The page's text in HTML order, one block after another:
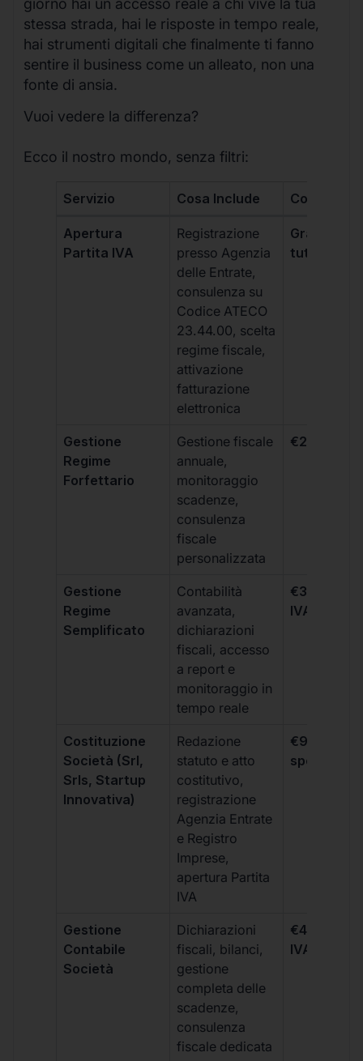
giorno hai un accesso reale a chi vive la tua
stessa strada, hai le risposte in tempo reale,
hai strumenti digitali che finalmente ti fanno
sentire il business come un alleato, non una
fonte di ansia.
Vuoi vedere la differenza?
Ecco il nostro mondo, senza filtri:
Servizio Cosa Include Costo
Apertura
Partita IVA
Registrazione
presso Agenzia
delle Entrate,
consulenza su
Codice ATECO
23.44.00, scelta
regime fiscale,
attivazione
fatturazione
elettronica
Gratis,
tutti i piani
Gestione
Regime
Forfettario
Gestione fiscale
annuale,
monitoraggio
scadenze,
consulenza
fiscale
personalizzata
€264 +
Gestione
Regime
Semplificato
Contabilità
avanzata,
dichiarazioni
fiscali, accesso
a report e
monitoraggio in
tempo reale
€333 +
IVA/
Costituzione
Società (Srl,
Srls, Startup
Innovativa)
Redazione
statuto e atto
costitutivo,
registrazione
Agenzia Entrate
e Registro
Imprese,
apertura Partita
IVA
€99 + IVA
spese
Gestione
Contabile
Società
Dichiarazioni
fiscali, bilanci,
gestione
completa delle
scadenze,
consulenza
fiscale dedicata
€499 +
IVA/